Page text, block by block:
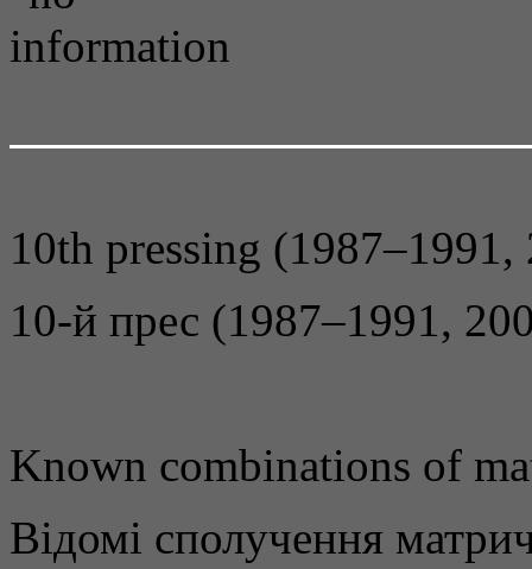
10th pressing (1987–1991,
10-й прес (1987–1991,
Known combinations of
Відомі сполучення